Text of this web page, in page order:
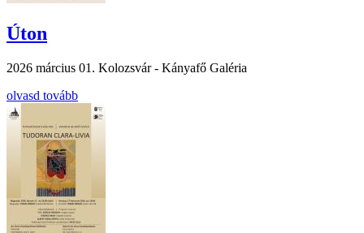
Úton
2026 március 01. Kolozsvár - Kányafő Galéria
olvasd tovább